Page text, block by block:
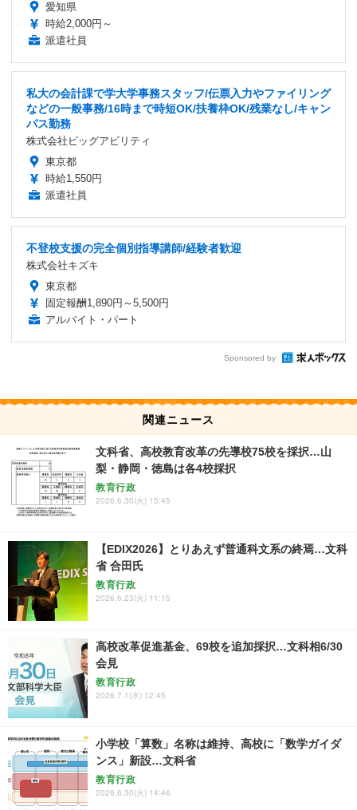
愛知県
時給2,000円～
派遣社員
私大の会計課で学大学事務スタッフ/伝票入力やファイリング
などの一般事務/16時まで時短OK/扶養枠OK/残業なし/キャン
パス勤務
株式会社ビッグアビリティ
東京都
時給1,550円
派遣社員
不登校支援の完全個別指導講師/経験者歓迎
株式会社キズキ
東京都
固定報酬1,890円～5,500円
アルバイト・パート
Sponsored by
関連ニュース
文科省、高校教育改革の先導校75校を採択…山
梨・静岡・徳島は各4校採択
教育行政
2026.6.30(火) 15:45
【EDIX2026】とりあえず普通科文系の終焉…文科
省 合田氏
教育行政
2026.6.23(火) 11:15
高校改革促進基金、69校を追加採択…文科相6/30
会見
教育行政
2026.7.1(水) 12:45
小学校「算数」名称は維持、高校に「数学ガイダ
ンス」新設…文科省
教育行政
2026.6.30(火) 14:46